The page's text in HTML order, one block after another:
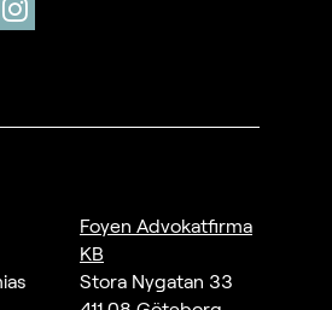
Foyen Advokatfirma
KB
Stora Nygatan 33